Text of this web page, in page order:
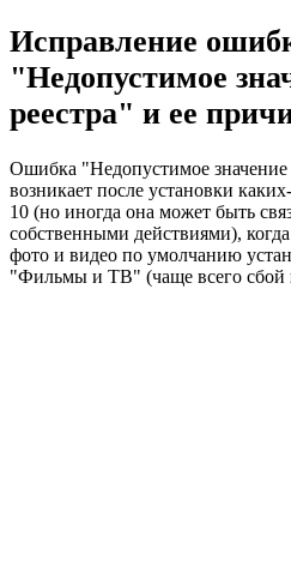
Исправление
"Недопустимое
реестра" и ее
Ошибка "Недопустимое значение
возникает после установки
10 (но иногда она может быть
собственными действиями),
фото и видео по умолчанию
"Фильмы и ТВ" (чаще всего сбой